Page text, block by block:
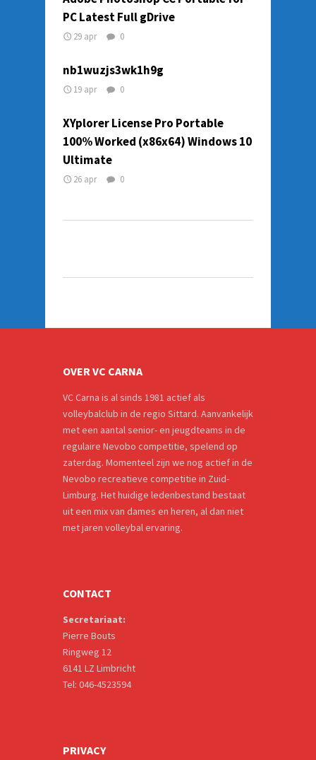
PC Latest Full gDrive
29 apr 0
nb1wuzjs3wk1h9g
19 apr 0
XYplorer License Pro Portable
100% Worked (x86x64) Windows 10
Ultimate
26 apr 0
OVER VC CARNA
VC Carna is al sinds 1981 actief als
volleybalclub in de regio Sittard. Aanvankelijk
met een aantal senior- en jeugdteams in de
regulaire Nevobo competitie, spelend op
zaterdag. Momenteel zijn we nog actief in de
Nevobo recreatieve competitie in Zuid-
Limburg. Het huidige ledenbestand bestaat
uit een mix van dames en heren, al dan niet
met jaren volleybal ervaring.
CONTACT
Secretariaat:
Pierre Bouts
Ringweg 12
6141 LZ Limbricht
Tel: 046-4523594
PRIVACY